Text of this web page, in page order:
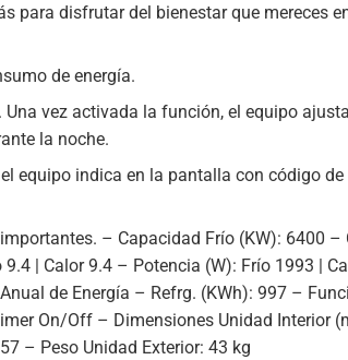
para disfrutar del bienestar que mereces
de energía.
vez activada la función, el equipo
la noche.
equipo indica en la pantalla con código de
– Capacidad Frío (KW): 6400
| Calor 9.4 – Potencia (W): Frío 1993 |
de Energía – Refrg. (KWh): 997 –
On/Off – Dimensiones Unidad Interior
– Peso Unidad Exterior: 43 kg